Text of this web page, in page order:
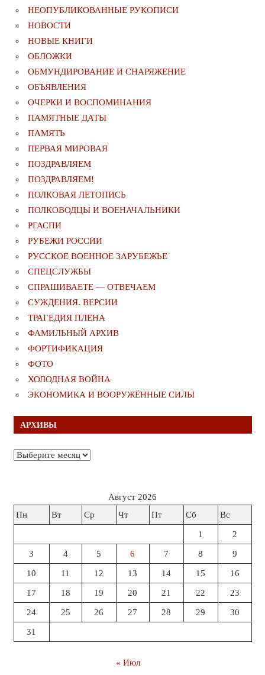
НЕОПУБЛИКОВАННЫЕ РУКОПИСИ
НОВОСТИ
НОВЫЕ КНИГИ
ОБЛОЖКИ
ОБМУНДИРОВАНИЕ И СНАРЯЖЕНИЕ
ОБЪЯВЛЕНИЯ
ОЧЕРКИ И ВОСПОМИНАНИЯ
ПАМЯТНЫЕ ДАТЫ
ПАМЯТЬ
ПЕРВАЯ МИРОВАЯ
ПОЗДРАВЛЯЕМ
ПОЗДРАВЛЯЕМ!
ПОЛКОВАЯ ЛЕТОПИСЬ
ПОЛКОВОДЦЫ И ВОЕНАЧАЛЬНИКИ
РГАСПИ
РУБЕЖИ РОССИИ
РУССКОЕ ВОЕННОЕ ЗАРУБЕЖЬЕ
СПЕЦСЛУЖБЫ
СПРАШИВАЕТЕ — ОТВЕЧАЕМ
СУЖДЕНИЯ. ВЕРСИИ
ТРАГЕДИЯ ПЛЕНА
ФАМИЛЬНЫЙ АРХИВ
ФОРТИФИКАЦИЯ
ФОТО
ХОЛОДНАЯ ВОЙНА
ЭКОНОМИКА И ВООРУЖЁННЫЕ СИЛЫ
АРХИВЫ
Архивы
Август 2026
Пн
Вт Ср Чт Пт Сб Вс
1 2
3 4 5 6 7 8 9
10 11 12 13 14 15 16
17 18 19 20 21 22 23
24 25 26 27 28 29 30
31
« Июл